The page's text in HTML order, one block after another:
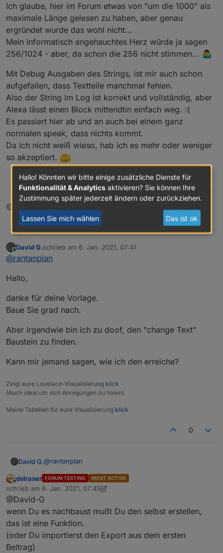
@ rantanplanfehlen Textbereiche. (ich muß nochmal
schauen, ob das ein Timing Problem ist, wenn man
den Text ansagen lassen will)
Beim gleichen Text mit@padrino seiner Variante
endet die Ansage irgendwann und der letzte Teil fehlt
in der Ansage...
Ich werde weiter testen und schauen woran es
liegt....
PS: es könnte auch sein, das die Geschichte mit den
Semikolons bei Alexa nicht bis ins Endlose reicht (also
z.B. max 5 ?) oder ist so eine Ansage zeitlich begrenzt
?
@
padrino , weißt Du da was ?
Ich glaube, hier im Forum etwas von "um die 1000" als
maximale Länge gelesen zu haben, aber genau
ergründet wurde das wohl nicht...
Mein informatisch angehauchtes Herz würde ja sagen
256/1024 - aber, da schon die 256 nicht stimmen... 🤷‍♂️
Mit Debug Ausgaben des Strings, ist mir auch schon
aufgefallen, dass Textteile manchmal fehlen.
Also der String im Log ist korrekt und vollständig, aber
Alexa lässt einen Block mittendtin einfach weg. :(
Es passiert hier ab und an auch bei einem ganz
normalen speak, dass nichts kommt.
Da ich nicht weiß wieso, hab ich es mehr oder weniger
so akzeptiert.
0
rantanplanHallo
Manchmal ist es notwendig unliebsame Zeichen aus
einem Text zu entfernen um diese z.B. in VIS
Steuerzeichen gegen etwas anderes tauschen.
Hier der geänderte Export:
Spoiler
Online
David G.schrieb am 6. Jan. 2021, 07:41
zuletzt editiert von
@rantanplan
Hallo,
danke für deine Vorlage.
Baue Sie grad nach.
Aber irgendwie bin ich zu doof, den "change Text"
Baustein zu finden.
Kann mir jemand sagen, wie ich den erreiche?
Zeigt eure Lovelace-Visualisierung klick
(Auch ideal um sich Anregungen zu holen)
Meine Tabellen für eure Visualisierung klick
0
David G.@rantanplan
Hallo,
danke für deine Vorlage.
Baue Sie grad nach.
Aber irgendwie bin ich zu doof, den "change Text"
Baustein zu finden.
Kann mir jemand sagen, wie ich den erreiche?
Offline
dslraser FORUM TESTING MOST ACTIVE
schrieb am 6. Jan. 2021, 07:45
zuletzt editiert von dslraser1. Juni 2021, 09:29
@David-G
wenn Du es nachbaust mußt Du den selbst erstellen,
das ist eine Funktion.
(oder Du importierst den Export aus dem ersten
Beitrag)
Hallo! Könnten wir bitte einige zusätzliche Dienste für
Funktionalität & Analytics aktivieren? Sie können Ihre
Zustimmung später jederzeit ändern oder zurückziehen.
Lassen Sie mich wählen Das ist ok